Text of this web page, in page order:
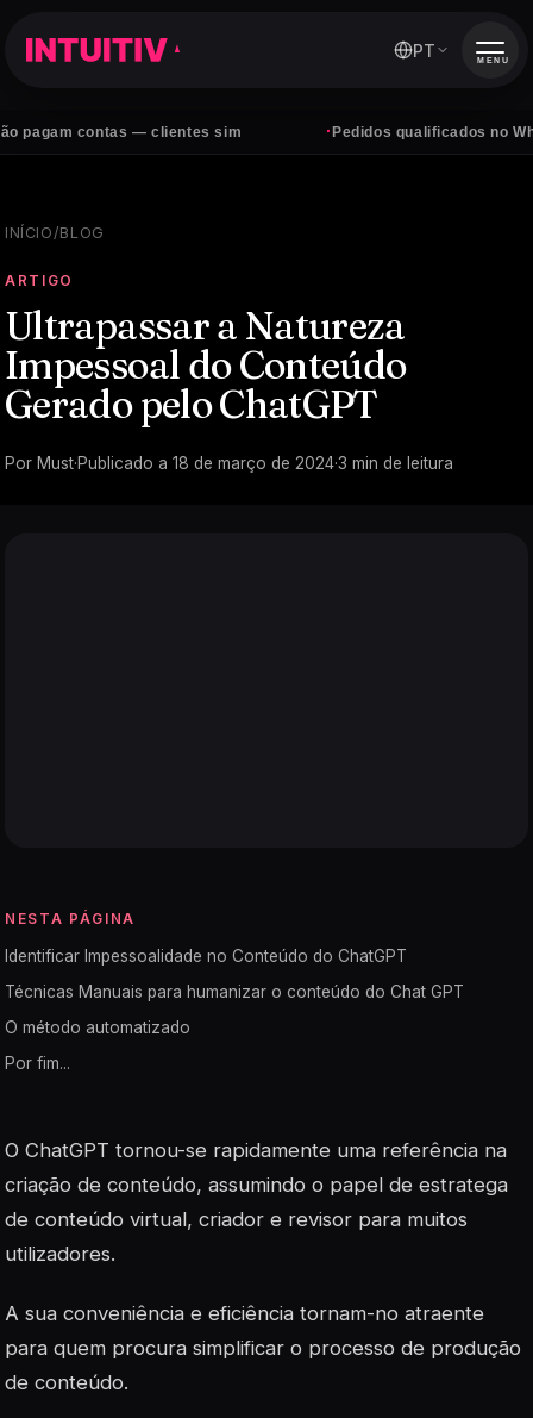
contas — clientes sim Pedidos qualificados no
PT MENU
INÍCIO/BLOG
ARTIGO
Ultrapassar a Natureza
Impessoal do Conteúdo
Gerado pelo ChatGPT
Por Must·Publicado a 18 de março de 2024·3 min de leitura
NESTA PÁGINA
Identificar Impessoalidade no Conteúdo do ChatGPT
Técnicas Manuais para humanizar o conteúdo do Chat GPT
O método automatizado
Por fim...
O ChatGPT tornou-se rapidamente uma referência na
criação de conteúdo, assumindo o papel de estratega
de conteúdo virtual, criador e revisor para muitos
utilizadores.
A sua conveniência e eficiência tornam-no atraente
para quem procura simplificar o processo de produção
de conteúdo.